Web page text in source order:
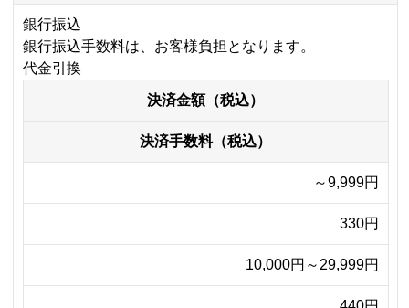
銀行振込
銀行振込手数料は、お客様負担となります。
代金引換
決済金額（税込）
決済手数料（税込）
～9,999円
330円
10,000円～29,999円